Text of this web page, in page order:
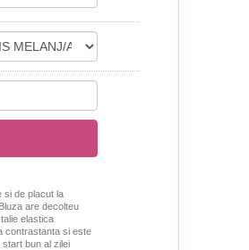
si de placut la
are decolteu
elastica
contrastanta si este
bun al zilei